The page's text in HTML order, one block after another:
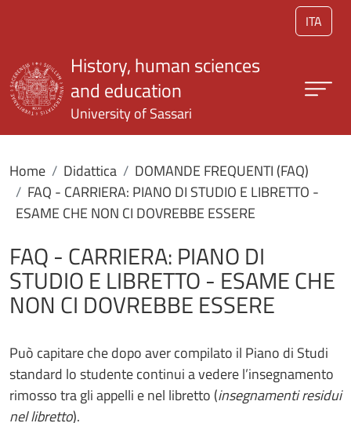
ITA
History, human sciences
and education
University of Sassari
Home Didattica
DOMANDE FREQUENTI (FAQ)
FAQ - CARRIERA: PIANO DI STUDIO E LIBRETTO -
ESAME CHE NON CI DOVREBBE ESSERE
FAQ - CARRIERA: PIANO DI
STUDIO E LIBRETTO - ESAME CHE
NON CI DOVREBBE ESSERE
Può capitare che dopo aver compilato il Piano di Studi
standard lo studente continui a vedere l’insegnamento
rimosso tra gli appelli e nel libretto (insegnamenti residui
nel libretto).